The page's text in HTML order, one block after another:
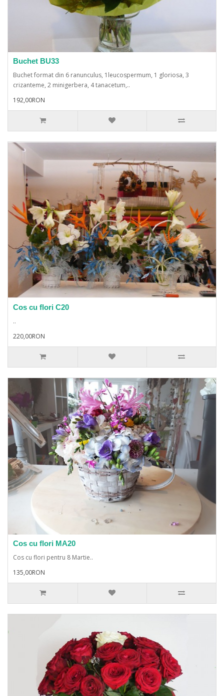
Buchet BU33
Buchet format din 6 ranunculus, 1leucospermum, 1 gloriosa, 3
crizanteme, 2 minigerbera, 4 tanacetum,..
192,00RON
Cos cu flori C20
..
220,00RON
Cos cu flori MA20
Cos cu flori pentru 8 Martie..
135,00RON